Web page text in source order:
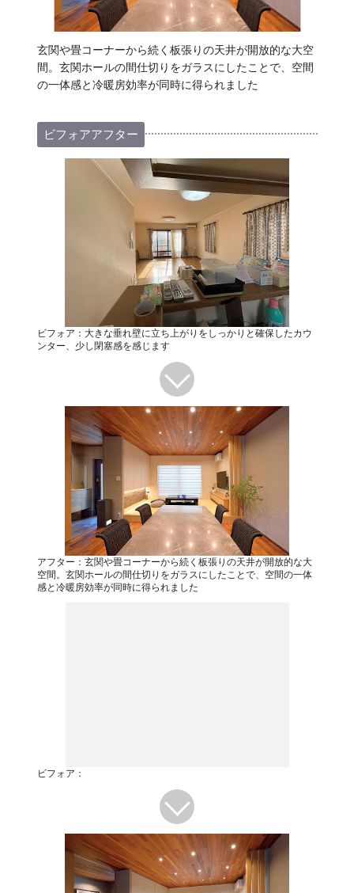
玄関や畳コーナーから続く板張りの天井が開放的な大空
間。玄関ホールの間仕切りをガラスにしたことで、空間
の一体感と冷暖房効率が同時に得られました
ビフォアアフター
ビフォア：大きな垂れ壁に立ち上がりをしっかりと確保したカウ
ンター、少し閉塞感を感じます
アフター：玄関や畳コーナーから続く板張りの天井が開放的な大
空間。玄関ホールの間仕切りをガラスにしたことで、空間の一体
感と冷暖房効率が同時に得られました
ビフォア：